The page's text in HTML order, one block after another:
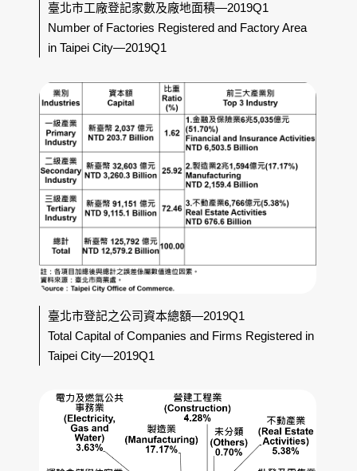
臺北市工廠登記家數及廠地面積—2019Q1
Number of Factories Registered and Factory Area
in Taipei City—2019Q1
臺北市登記之公司資本總額—2019Q1
Total Capital of Companies and Firms Registered in
Taipei City—2019Q1